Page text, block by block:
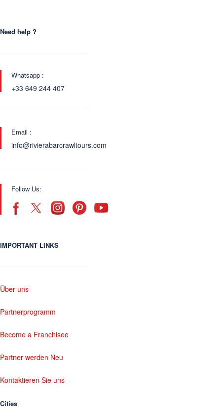
Need help ?
Whatsapp :
+33 649 244 407
Email :
info@rivierabarcrawltours.com
Follow Us:
IMPORTANT LINKS
Über uns
Partnerprogramm
Become a Franchisee
Partner werden Neu
Kontaktieren Sie uns
Cities